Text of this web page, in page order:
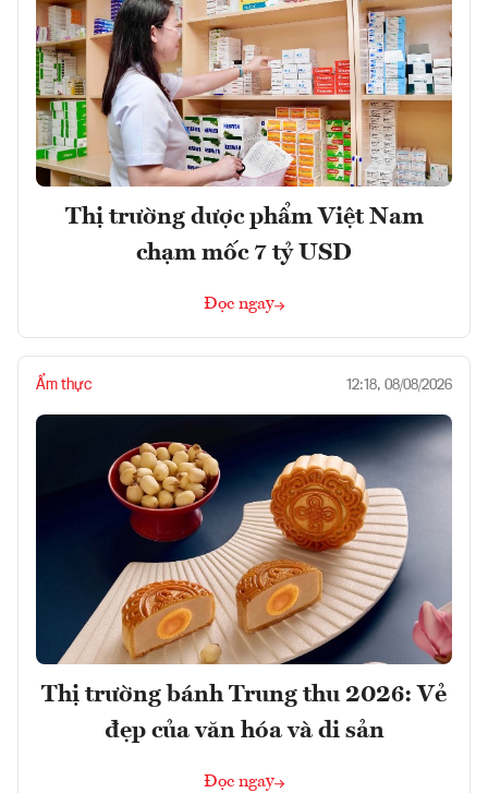
Thị trường dược phẩm Việt Nam
chạm mốc 7 tỷ USD
Đọc ngay
Ẩm thực 12:18, 08/08/2026
Thị trường bánh Trung thu 2026: Vẻ
đẹp của văn hóa và di sản
Đọc ngay